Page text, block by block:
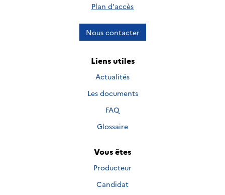
Plan d'accès
Nous contacter
Liens utiles
Actualités
Les documents
FAQ
Glossaire
Vous êtes
Producteur
Candidat